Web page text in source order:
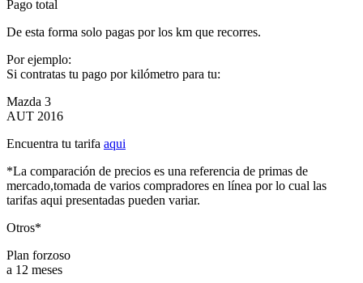
Pago total
De esta forma solo pagas por los km que recorres.
Por ejemplo:
Si contratas tu pago por kilómetro para tu:
Mazda 3
AUT 2016
Encuentra tu tarifa aqui
*La comparación de precios es una referencia de primas de
mercado,tomada de varios compradores en línea por lo cual las
tarifas aqui presentadas pueden variar.
Otros*
Plan forzoso
a 12 meses